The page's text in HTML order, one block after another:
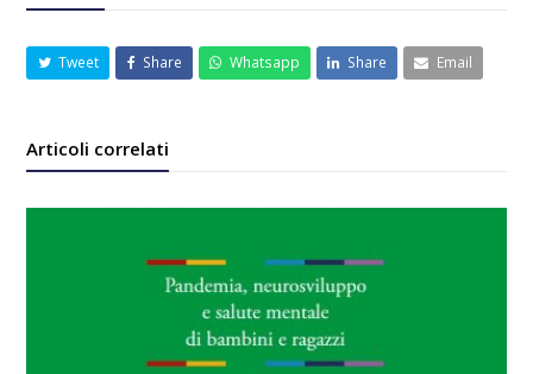
Tweet Share Whatsapp Share Email
Articoli correlati